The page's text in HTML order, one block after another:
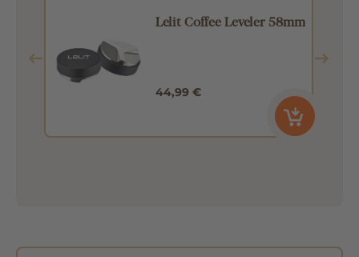
Lelit Coffee Leveler 58mm
44,99 €